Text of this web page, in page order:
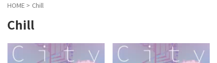
HOME > Chill
Chill